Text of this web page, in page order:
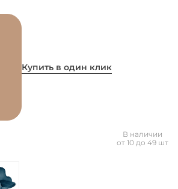
Купить в один клик
В наличии
от 10 до 49 шт